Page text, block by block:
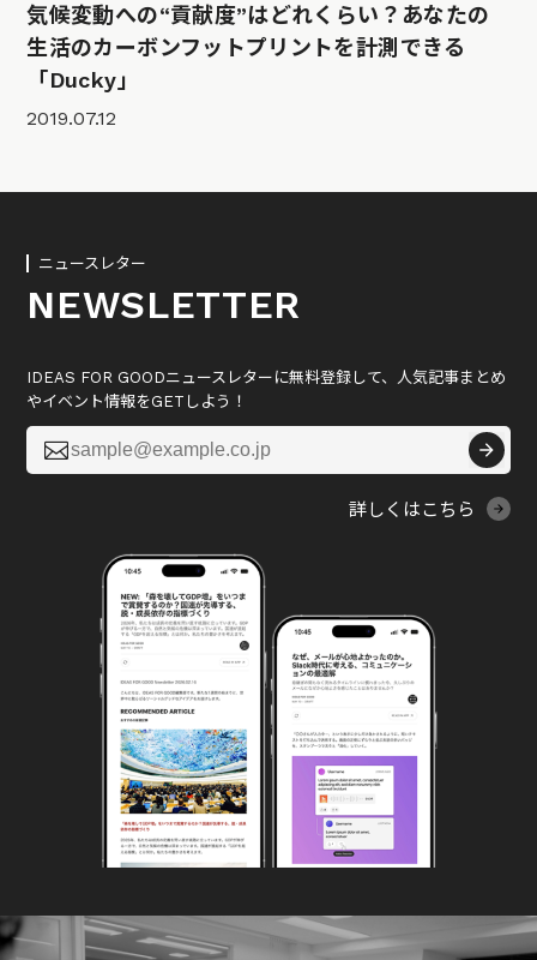
気候変動への“貢献度”はどれくらい？あなたの
生活のカーボンフットプリントを計測できる
「Ducky」
2019.07.12
ニュースレター
NEWSLETTER
IDEAS FOR GOODニュースレターに無料登録して、人気記事まとめ
やイベント情報をGETしよう！

詳しくはこちら